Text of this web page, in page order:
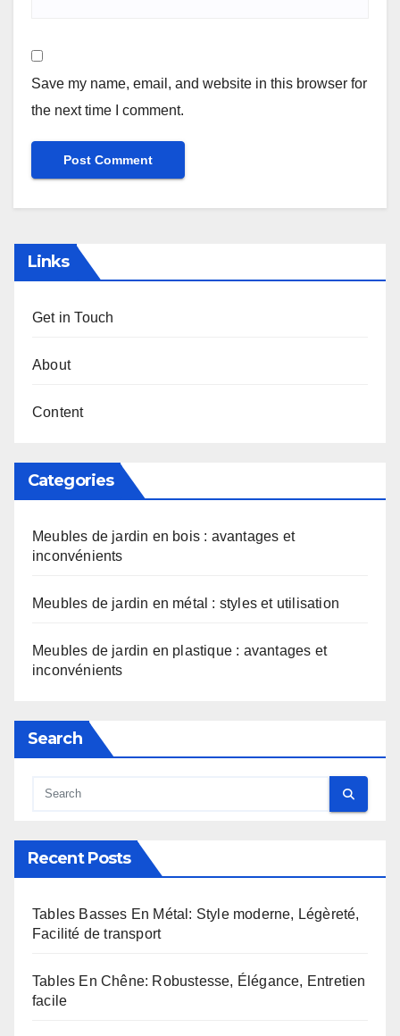
Save my name, email, and website in this browser for
the next time I comment.
Links
Get in Touch
About
Content
Categories
Meubles de jardin en bois : avantages et
inconvénients
Meubles de jardin en métal : styles et utilisation
Meubles de jardin en plastique : avantages et
inconvénients
Search
Recent Posts
Tables Basses En Métal: Style moderne, Légèreté,
Facilité de transport
Tables En Chêne: Robustesse, Élégance, Entretien
facile